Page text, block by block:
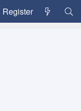
Register